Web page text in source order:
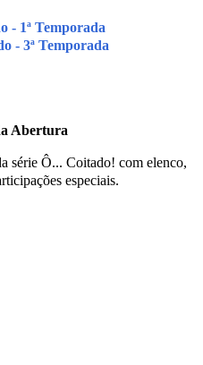
- 1ª Temporada
- 3ª Temporada
Abertura
série Ô... Coitado! com elenco,
especiais.